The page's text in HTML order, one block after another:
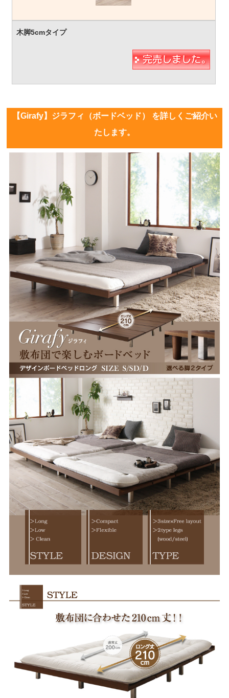
【Girafy】ジラフィ（ボードベッド） を詳しくご紹介い
たします。